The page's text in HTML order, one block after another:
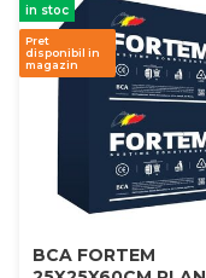
in stoc
Pret
disponibil in
magazin
BCA FORTEM